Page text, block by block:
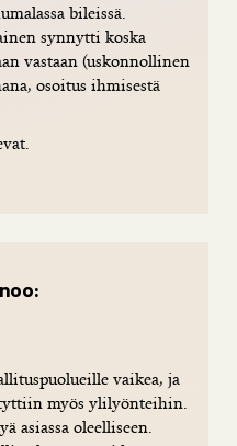
bileissä.
synnytti koska
vastaan (uskonnollinen
osoitus ihmisestä
vaikea, ja
myös ylilyönteihin.
asiassa oleelliseen.